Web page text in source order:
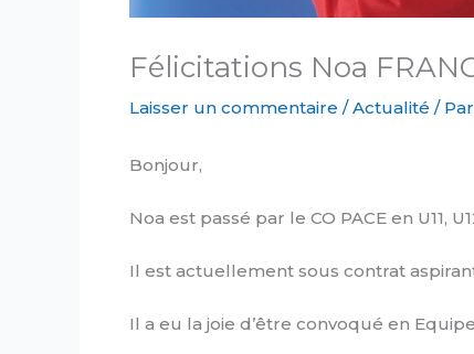
Félicitations Noa
Laisser un commentaire /Actualité / Par
Bonjour,
Noa est passé par le CO PACE en U11,
Il est actuellement sous contrat
Il a eu la joie d’être convoqué en Equipe